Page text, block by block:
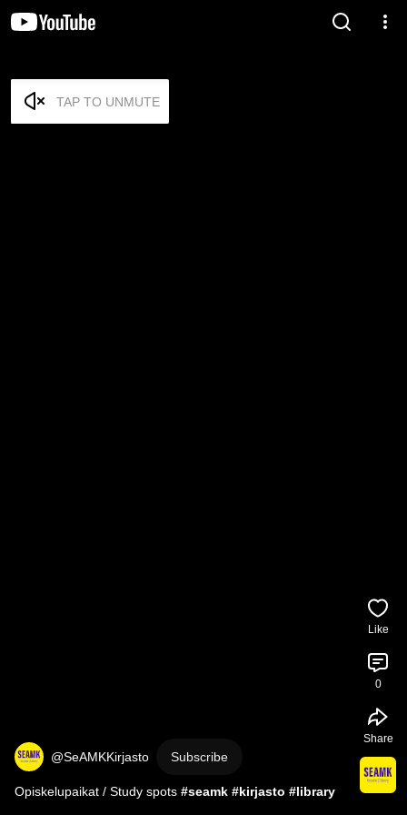
TAP TO UNMUTE
@SeAMKKirjasto Subscribe
Opiskelupaikat / Study spots #seamk #kirjasto #library
Like
0
Share